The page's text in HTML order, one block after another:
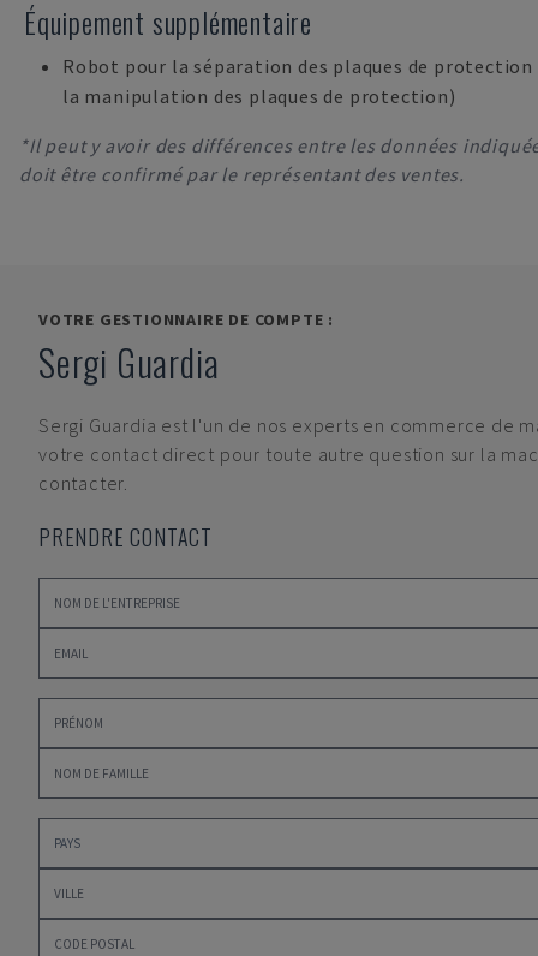
Équipement supplémentaire
Robot pour la séparation des plaques de
la manipulation des plaques de protection)
*Il peut y avoir des différences entre les données
doit être confirmé par le représentant des ventes.
VOTRE GESTIONNAIRE DE COMPTE :
Sergi Guardia
Sergi Guardia est l'un de nos experts en commerce de
votre contact direct pour toute autre question sur la
contacter.
PRENDRE CONTACT